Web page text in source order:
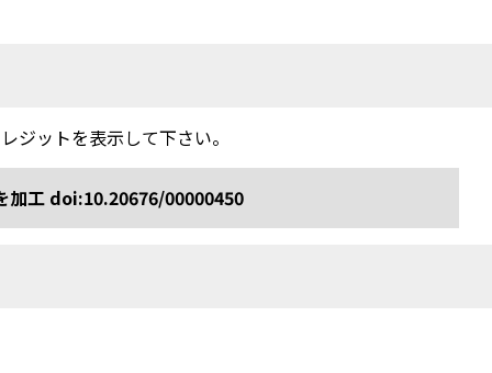
ジットを表示して下さい。
加工 doi:10.20676/00000450